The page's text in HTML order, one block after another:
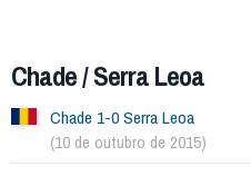
Chade / Serra Leoa
Chade 1-0 Serra Leoa
(10 de outubro de 2015)